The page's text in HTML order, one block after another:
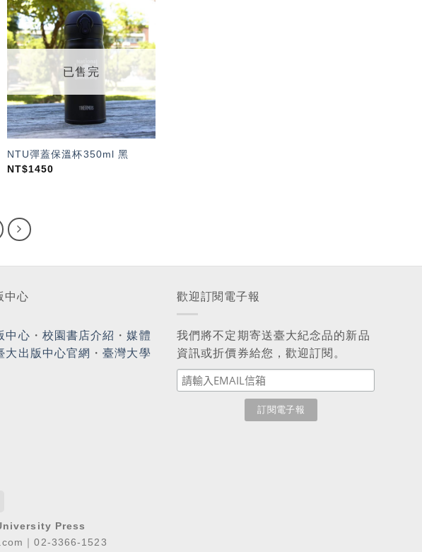
加入
「願
望輕
已售完
NTU彈蓋保溫杯350ml 黑
NT$1450
中心
中心 ・ 校園書店介紹 ・媒體
大出版中心官網 ・臺灣大學
歡迎訂閱電子報
我們將不定期寄送臺大紀念品的新品
資訊或折價券給您，歡迎訂閱。
Press
｜02-3366-1523